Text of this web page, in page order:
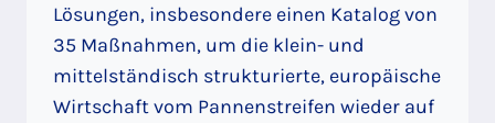
Lösungen, insbesondere einen Katalog von
35 Maßnahmen, um die klein- und
mittelständisch strukturierte, europäische
Wirtschaft vom Pannenstreifen wieder auf